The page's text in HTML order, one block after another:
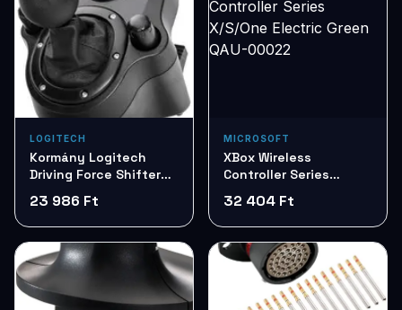
LOGITECH
Kormány Logitech
Driving Force Shifter
000130
23 986 Ft
MICROSOFT
XBox Wireless
Controller Series
QAU-00022
32 404 Ft